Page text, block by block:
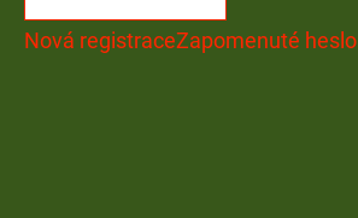
Nová registraceZapomenuté heslo